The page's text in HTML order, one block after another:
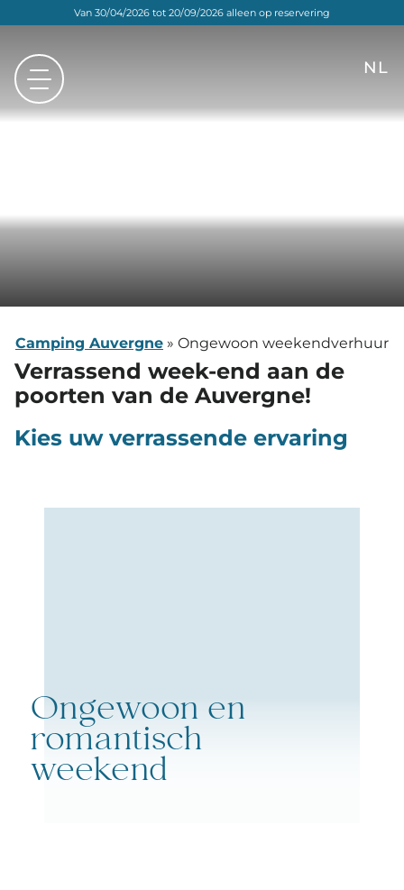
Van 30/04/2026 tot 20/09/2026 alleen op reservering
NL
Camping Auvergne » Ongewoon weekendverhuur
Verrassend week-end aan de
poorten van de Auvergne!
Kies uw verrassende ervaring
Ongewoon en
romantisch
weekend